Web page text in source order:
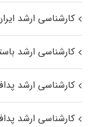
کارشناسی ارشد
کارشناسی ارشد
کارشناسی ارشد
کارشناسی ارشد